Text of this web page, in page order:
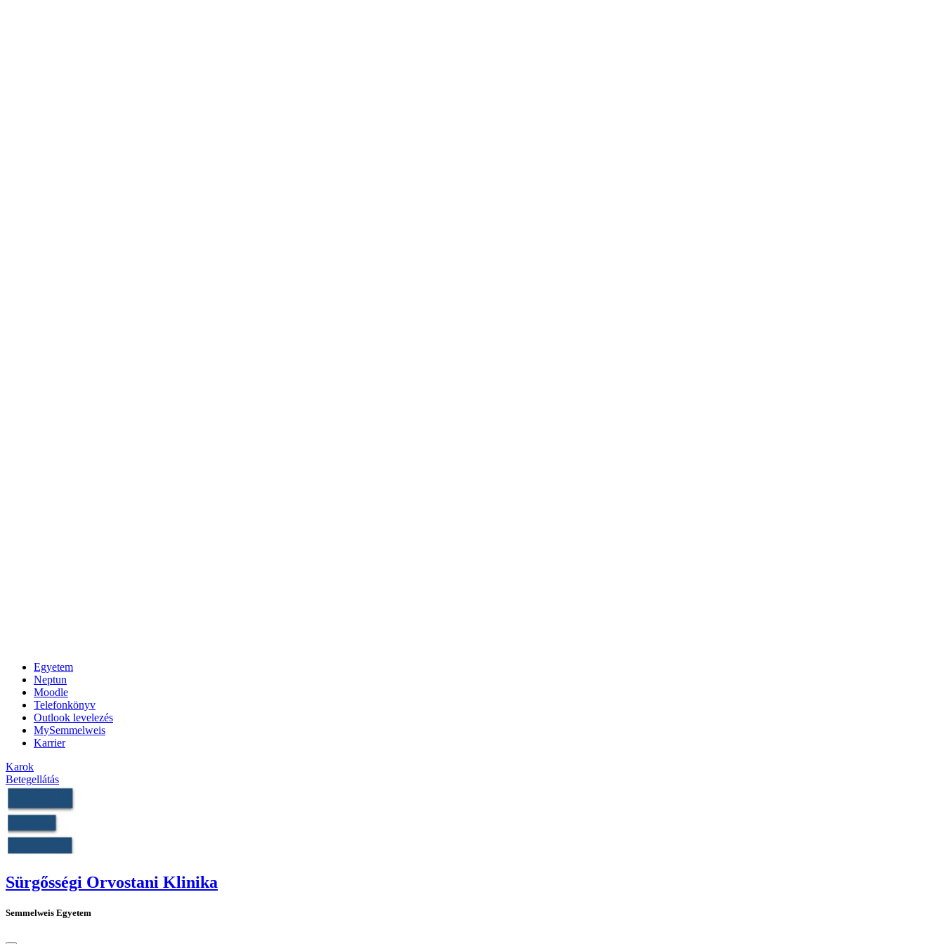
Egyetem
Neptun
Moodle
Telefonkönyv
Outlook levelezés
MySemmelweis
Karrier
Karok
Betegellátás
Sürgősségi Orvostani Klinika
Semmelweis Egyetem